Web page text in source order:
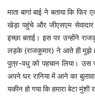
माता बागां बाई ने बताया कि फिर
खेड़ा पहुंचे और जीएसएम
इच्छा बताई। इस पर उन्होंने
लड़के (राजकुमार) ने आते ही मुझे
पुत्र-वधु को पहचान लिया। उस
अपने घर रानिया में आने का
यकीन हो गया कि हमारा बेटा